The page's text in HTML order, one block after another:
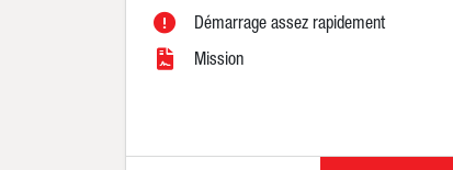
Démarrage assez rapidement
Mission